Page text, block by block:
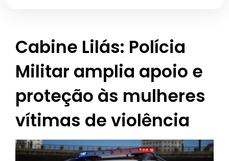
Cabine Lilás: Polícia
Militar amplia apoio e
proteção às mulheres
vítimas de violência